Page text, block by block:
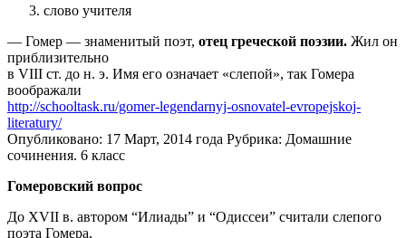
слово учителя
— Гомер — знаменитый поэт, отец греческой поэзии. Жил он
приблизительно
в VIII ст. до н. э. Имя его означает «слепой», так Гомера
воображали
http://schooltask.ru/gomer-legendarnyj-osnovatel-evropejskoj-
literatury/
Опубликовано: 17 Март, 2014 года Рубрика: Домашние
сочинения. 6 класс
Гомеровский вопрос
До XVII в. автором “Илиады” и “Одиссеи” считали слепого
поэта Гомера,